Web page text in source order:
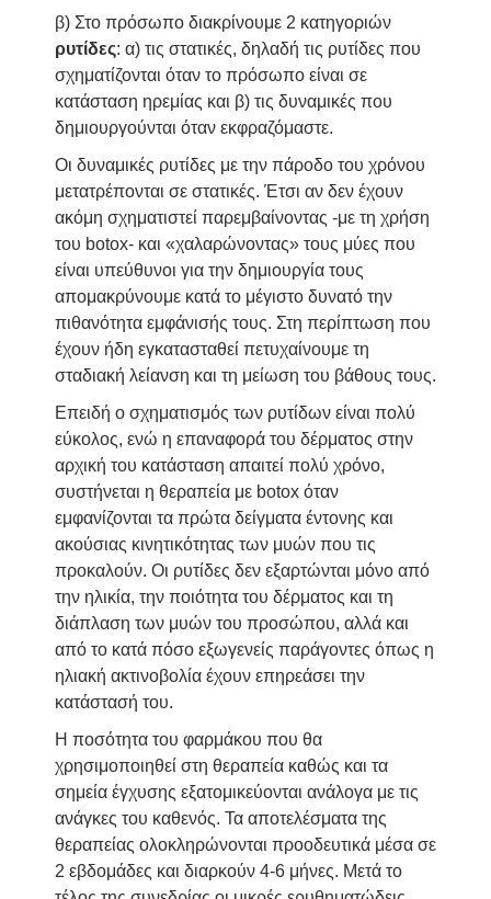
β) Στο πρόσωπο διακρίνουμε 2 κατηγοριών
ρυτίδες: α) τις στατικές, δηλαδή τις ρυτίδες που
σχηματίζονται όταν το πρόσωπο είναι σε
κατάσταση ηρεμίας και β) τις δυναμικές που
δημιουργούνται όταν εκφραζόμαστε.
Οι δυναμικές ρυτίδες με την πάροδο του χρόνου
μετατρέπονται σε στατικές. Έτσι αν δεν έχουν
ακόμη σχηματιστεί παρεμβαίνοντας -με τη χρήση
του botox- και «χαλαρώνοντας» τους μύες που
είναι υπεύθυνοι για την δημιουργία τους
απομακρύνουμε κατά το μέγιστο δυνατό την
πιθανότητα εμφάνισής τους. Στη περίπτωση που
έχουν ήδη εγκατασταθεί πετυχαίνουμε τη
σταδιακή λείανση και τη μείωση του βάθους τους.
Επειδή ο σχηματισμός των ρυτίδων είναι πολύ
εύκολος, ενώ η επαναφορά του δέρματος στην
αρχική του κατάσταση απαιτεί πολύ χρόνο,
συστήνεται η θεραπεία με botox όταν
εμφανίζονται τα πρώτα δείγματα έντονης και
ακούσιας κινητικότητας των μυών που τις
προκαλούν. Οι ρυτίδες δεν εξαρτώνται μόνο από
την ηλικία, την ποιότητα του δέρματος και τη
διάπλαση των μυών του προσώπου, αλλά και
από το κατά πόσο εξωγενείς παράγοντες όπως η
ηλιακή ακτινοβολία έχουν επηρεάσει την
κατάστασή του.
Η ποσότητα του φαρμάκου που θα
χρησιμοποιηθεί στη θεραπεία καθώς και τα
σημεία έγχυσης εξατομικεύονται ανάλογα με τις
ανάγκες του καθενός. Τα αποτελέσματα της
θεραπείας ολοκληρώνονται προοδευτικά μέσα σε
2 εβδομάδες και διαρκούν 4-6 μήνες. Μετά το